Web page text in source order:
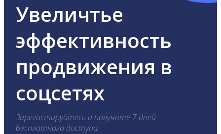
Увеличтье
эффективность
продвижения в
соцсетях
Зарегистируйтесь и получите 7 дней
бесплатного доступа.